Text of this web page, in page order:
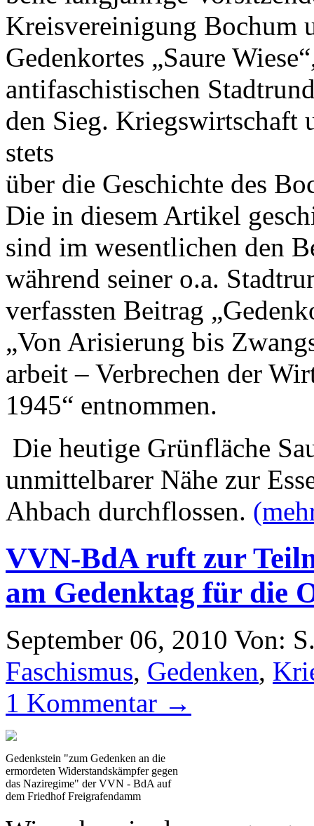
Kreisvereinigung Bochum
Gedenkortes „Saure
antifaschistischen
den Sieg. Kriegswirtschaft
stets
über die Geschichte des
Die in diesem Artikel
sind im wesentlichen den
während seiner o.a.
verfassten Beitrag
„Von Arisierung bis
arbeit – Verbrechen der
1945“ entnommen.
Die heutige Grünfläche
unmittelbarer Nähe zur
Ahbach durchflossen.
VVN-BdA ruft zur
am Gedenktag für die
September 06, 2010 Von:
Faschismus, Gedenken,
1 Kommentar →
Gedenkstein "zum Gedenken an die
ermordeten Widerstandskämpfer gegen
das Naziregime" der VVN - BdA auf